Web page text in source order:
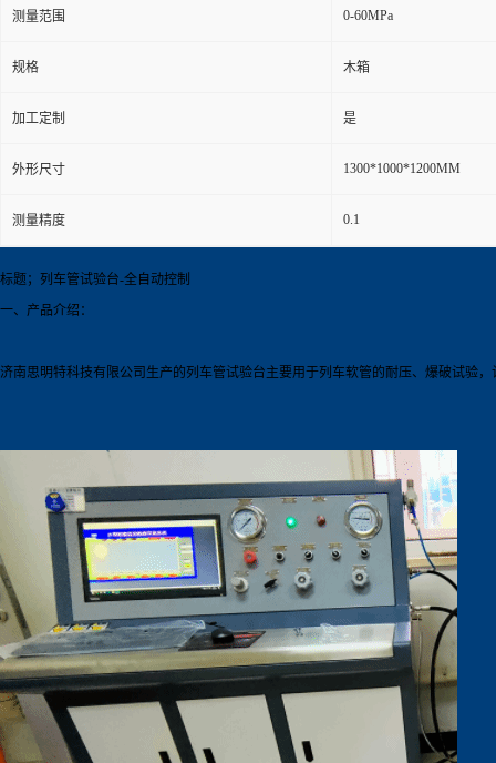
测量范围 0-60MPa
规格 木箱
加工定制 是
外形尺寸 1300*1000*1200MM
测量精度 0.1
标题；列车管试验台-全自动控制
一、产品介绍：
济南思明特科技有限公司生产的列车管试验台主要用于列车软管的耐压、爆破试验